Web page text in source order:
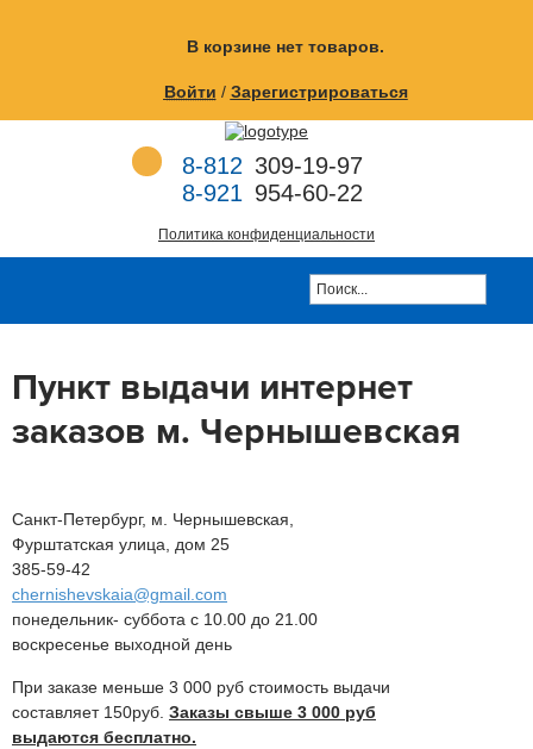
В корзине нет товаров.
Войти / Зарегистрироваться
8-812 309-19-97
8-921 954-60-22
Политика конфиденциальности
Пункт выдачи интернет
заказов м. Чернышевская
Санкт-Петербург, м. Чернышевская,
Фурштатская улица, дом 25
385-59-42
chernishevskaia@gmail.com
понедельник- суббота с 10.00 до 21.00
воскресенье выходной день
При заказе меньше 3 000 руб стоимость выдачи
составляет 150руб. Заказы свыше 3 000 руб
выдаются бесплатно.